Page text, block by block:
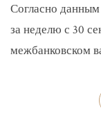
Согласно
за неделю с 30
межбанковском